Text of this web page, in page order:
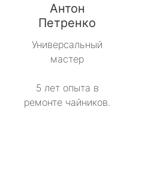
Антон
Петренко
Универсальный
мастер
5 лет опыта в
ремонте чайников.